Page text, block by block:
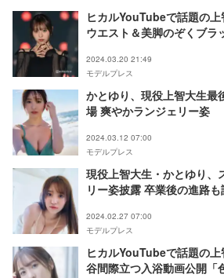
ヒカルYouTubeで話題の
ウエスト＆美脚のぞくブラ
2024.03.20 21:49
モデルプレス
かとゆり、現役上智大生最
場 爽やかランジェリー姿
2024.03.12 07:00
モデルプレス
現役上智大生・かとゆり、
リー姿披露 卒業後の進路も
2024.02.27 07:00
モデルプレス
ヒカルYouTubeで話題の
谷間際立つ入浴動画公開「